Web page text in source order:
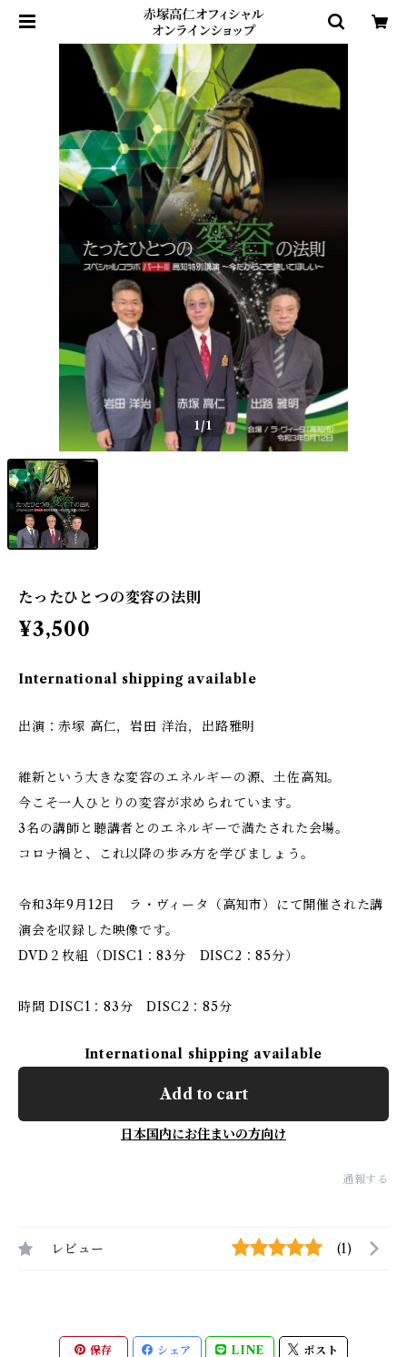
1/1
たったひとつの変容の法則
¥3,500
International shipping available
出演：赤塚 高仁，岩田 洋治，出路雅明
維新という大きな変容のエネルギーの源、土佐高知。
今こそ一人ひとりの変容が求められています。
3名の講師と聴講者とのエネルギーで満たされた会場。
コロナ禍と、これ以降の歩み方を学びましょう。
令和3年9月12日 ラ・ヴィータ（高知市）にて開催された講
演会を収録した映像です。
DVD２枚組（DISC1：83分 DISC2：85分）
時間 DISC1：83分 DISC2：85分
International shipping available
Add to cart
日本国内にお住まいの方向け
通報する
レビュー (1)
保存 シェア LINE ポスト